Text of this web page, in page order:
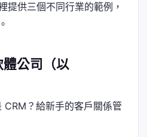
提供三個不同行業的範例，
公司（以
CRM？給新手的客戶關係管